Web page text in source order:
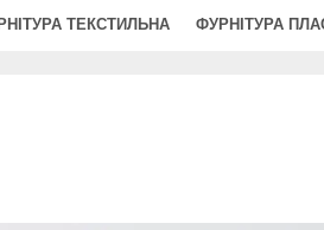
ТЕКСТИЛЬНА ФУРНІТУРА